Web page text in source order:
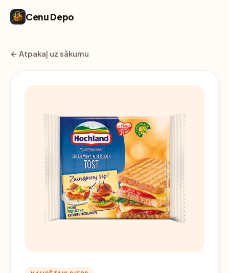
Cenu Depo
← Atpakaļ uz sākumu